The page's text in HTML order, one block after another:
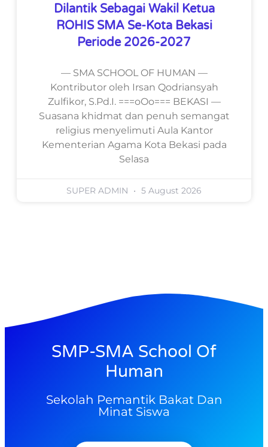
Dilantik Sebagai Wakil Ketua
ROHIS SMA Se-Kota Bekasi
Periode 2026-2027
— SMA SCHOOL OF HUMAN —
Kontributor oleh Irsan Qodriansyah
Zulfikor, S.Pd.I. ===oOo=== BEKASI —
Suasana khidmat dan penuh semangat
religius menyelimuti Aula Kantor
Kementerian Agama Kota Bekasi pada
Selasa
SUPER ADMIN 5 August 2026
SMP-SMA School Of
Human
Sekolah Pemantik Bakat Dan
Minat Siswa